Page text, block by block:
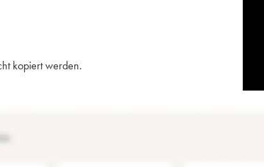
kopiert werden.